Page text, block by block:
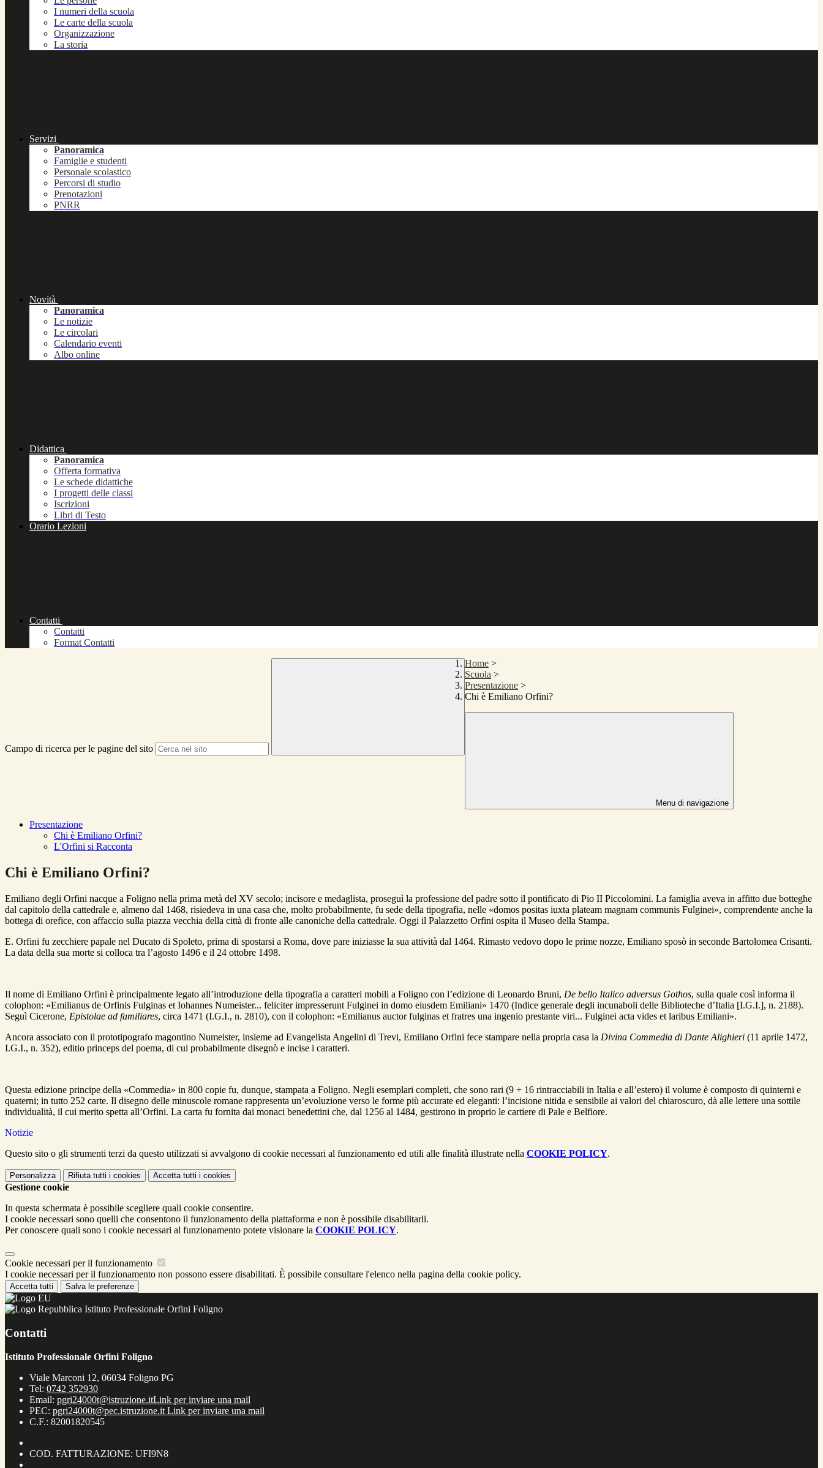
I numeri della scuola
Le carte della scuola
Organizzazione
La storia
Servizi
Panoramica
Famiglie e studenti
Personale scolastico
Percorsi di studio
Prenotazioni
PNRR
Novità
Panoramica
Le notizie
Le circolari
Calendario eventi
Albo online
Didattica
Panoramica
Offerta formativa
Le schede didattiche
I progetti delle classi
Iscrizioni
Libri di Testo
Orario Lezioni
Contatti
Contatti
Format Contatti
Campo di ricerca per le pagine del sito
Home >
Scuola >
Presentazione >
Chi è Emiliano Orfini?
Menu di navigazione
Presentazione
Chi è Emiliano Orfini?
L'Orfini si Racconta
Chi è Emiliano Orfini?
Emiliano degli Orfini nacque a Foligno nella prima metà del XV secolo; incisore e medaglista, proseguì la professione del padre sotto il pontificato di Pio II Piccolomini. La famiglia aveva in affitto due botteghe
dal capitolo della cattedrale e, almeno dal 1468, risiedeva in una casa che, molto probabilmente, fu sede della tipografia, nelle «domos positas iuxta plateam magnam communis Fulginei», comprendente anche la
bottega di orefice, con affaccio sulla piazza vecchia della città di fronte alle canoniche della cattedrale. Oggi il Palazzetto Orfini ospita il Museo della Stampa.
E. Orfini fu zecchiere papale nel Ducato di Spoleto, prima di spostarsi a Roma, dove pare iniziasse la sua attività dal 1464. Rimasto vedovo dopo le prime nozze, Emiliano sposò in seconde Bartolomea Crisanti.
La data della sua morte si colloca tra l’agosto 1496 e il 24 ottobre 1498.
Il nome di Emiliano Orfini è principalmente legato all’introduzione della tipografia a caratteri mobili a Foligno con l’edizione di Leonardo Bruni, De bello Italico adversus Gothos, sulla quale così informa il
colophon: «Emilianus de Orfinis Fulginas et Iohannes Numeister... feliciter impresserunt Fulginei in domo eiusdem Emiliani» 1470 (Indice generale degli incunaboli delle Biblioteche d’Italia [I.G.I.], n. 2188).
Seguì Cicerone, Epistolae ad familiares, circa 1471 (I.G.I., n. 2810), con il colophon: «Emilianus auctor fulginas et fratres una ingenio prestante viri... Fulginei acta vides et laribus Emiliani».
Ancora associato con il prototipografo magontino Numeister, insieme ad Evangelista Angelini di Trevi, Emiliano Orfini fece stampare nella propria casa la Divina Commedia di Dante Alighieri (11 aprile 1472,
I.G.I., n. 352), editio princeps del poema, di cui probabilmente disegnò e incise i caratteri.
Questa edizione principe della «Commedia» in 800 copie fu, dunque, stampata a Foligno. Negli esemplari completi, che sono rari (9 + 16 rintracciabili in Italia e all’estero) il volume è composto di quinterni e
quaterni; in tutto 252 carte. Il disegno delle minuscole romane rappresenta un’evoluzione verso le forme più accurate ed eleganti: l’incisione nitida e sensibile ai valori del chiaroscuro, dà alle lettere una sottile
individualità, il cui merito spetta all’Orfini. La carta fu fornita dai monaci benedettini che, dal 1256 al 1484, gestirono in proprio le cartiere di Pale e Belfiore.
Notizie
Questo sito o gli strumenti terzi da questo utilizzati si avvalgono di cookie necessari al funzionamento ed utili alle finalità illustrate nella COOKIE POLICY.
Personalizza Rifiuta tutti i cookies Accetta tutti i cookies
Gestione cookie
In questa schermata è possibile scegliere quali cookie consentire.
I cookie necessari sono quelli che consentono il funzionamento della piattaforma e non è possibile disabilitarli.
Per conoscere quali sono i cookie necessari al funzionamento potete visionare la COOKIE POLICY.
Cookie necessari per il funzionamento
I cookie necessari per il funzionamento non possono essere disabilitati. È possibile consultare l'elenco nella pagina della cookie policy.
Accetta tutti Salva le preferenze
Istituto Professionale Orfini Foligno
Contatti
Istituto Professionale Orfini Foligno
Viale Marconi 12, 06034 Foligno PG
Tel: 0742 352930
Email: pgri24000t@istruzione.itLink per inviare una mail
PEC: pgri24000t@pec.istruzione.it Link per inviare una mail
C.F.: 82001820545
COD. FATTURAZIONE: UFI9N8